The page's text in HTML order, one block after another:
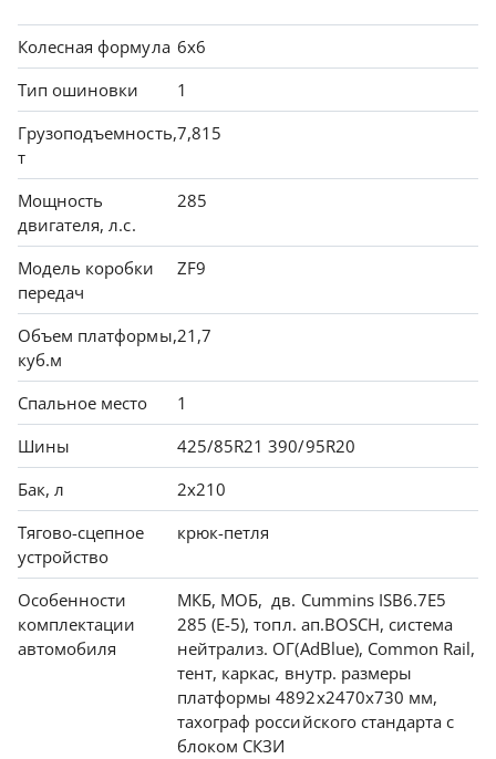
Колесная формула 6х6
Тип ошиновки
1
Грузоподъемность,
т
7,815
Мощность
двигателя, л.с.
285
Модель коробки
передач
ZF9
Объем платформы,
куб.м
21,7
Спальное место
1
Шины
425/85R21 390/95R20
Бак, л
2х210
Тягово-сцепное
устройство
крюк-петля
Особенности
комплектации
автомобиля
МКБ, МОБ, дв. Cummins ISB6.7E5
285 (Е-5), топл. ап.BOSCH, система
нейтрализ. ОГ(AdBlue), Common Rail,
тент, каркас, внутр. размеры
платформы 4892х2470х730 мм,
тахограф российского стандарта с
блоком СКЗИ